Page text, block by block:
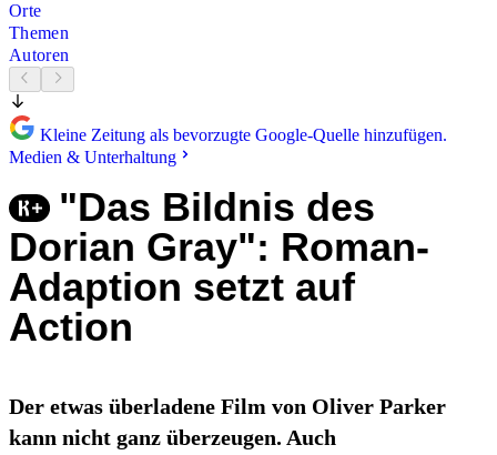
Orte
Themen
Autoren
Kleine Zeitung als bevorzugte Google-Quelle hinzufügen.
Medien & Unterhaltung
"Das Bildnis des
Dorian Gray": Roman-
Adaption setzt auf
Action
Der etwas überladene Film von Oliver Parker
kann nicht ganz überzeugen. Auch